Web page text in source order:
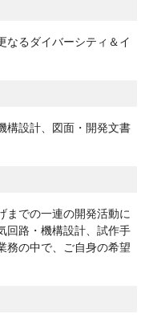
なるダイバーシティ＆イ
構設計、図面・開発文書
までの一連の開発活動に
回路・機構設計、試作手
務の中で、ご自身の希望